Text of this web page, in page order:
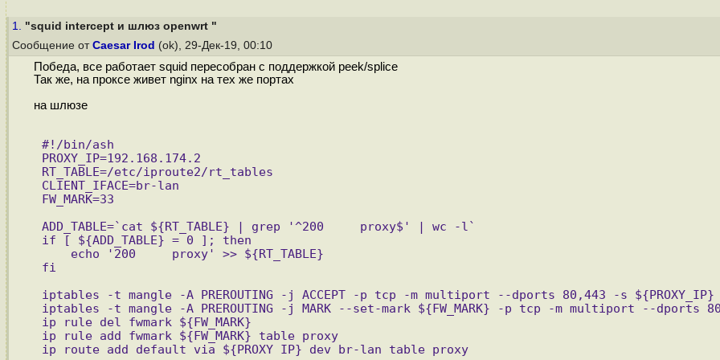
1. "squid intercept и шлюз openwrt "
Сообщение от Caesar Irod (ok), 29-Дек-19, 00:10
Победа, все работает squid пересобран с поддержкой peek/splice
Так же, на проксе живет nginx на тех же портах
на шлюзе
#!/bin/ash
PROXY_IP=192.168.174.2
RT_TABLE=/etc/iproute2/rt_tables
CLIENT_IFACE=br-lan
FW_MARK=33
ADD_TABLE=`cat ${RT_TABLE} | grep '^200     proxy$' | wc -l`
if [ ${ADD_TABLE} = 0 ]; then
echo '200     proxy' >> ${RT_TABLE}
fi
iptables -t mangle -A PREROUTING -j ACCEPT -p tcp -m multiport --dports 80,443 -s ${PROXY_IP}
iptables -t mangle -A PREROUTING -j MARK --set-mark ${FW_MARK} -p tcp -m multiport --dports
ip rule del fwmark ${FW_MARK}
ip rule add fwmark ${FW_MARK} table proxy
ip route add default via ${PROXY_IP} dev br-lan table proxy